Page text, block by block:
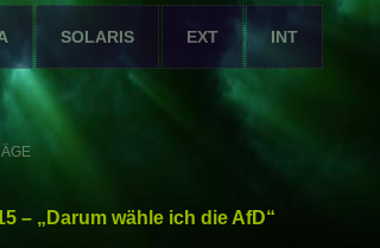
SOLARIS EXT INT
– „Darum wähle ich die AfD“